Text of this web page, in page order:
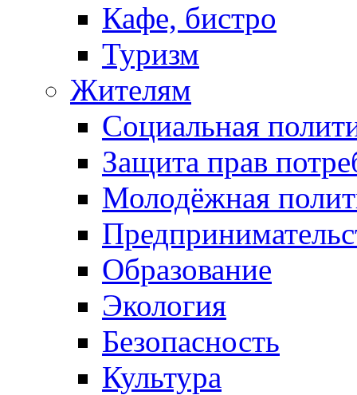
Кафе, бистро
Туризм
Жителям
Социальная
Защита прав
Молодёжная
Образование
Экология
Безопасность
Культура